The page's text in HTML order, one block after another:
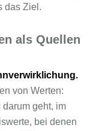
das Ziel.
als Quellen
von Werten:
geht, im
bei denen